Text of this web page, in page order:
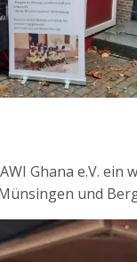
Gha­na e.V.
und